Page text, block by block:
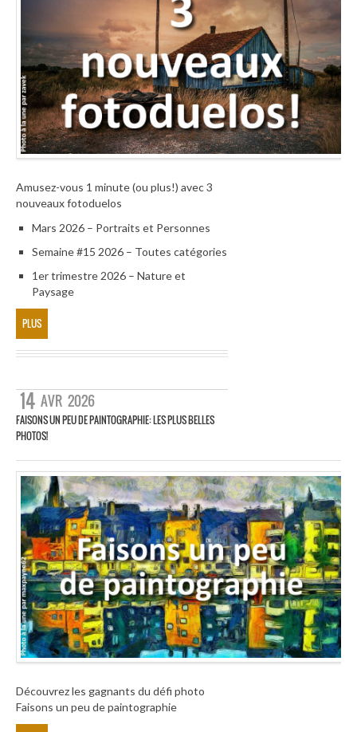
Amusez-vous 1 minute (ou plus!) avec 3
nouveaux fotoduelos
Mars 2026 – Portraits et Personnes
Semaine #15 2026 – Toutes catégories
1er trimestre 2026 – Nature et
Paysage
PLUS
14 AVR 2026
FAISONS UN PEU DE PAINTOGRAPHIE: LES PLUS BELLES
PHOTOS!
Découvrez les gagnants du défi photo
Faisons un peu de paintographie